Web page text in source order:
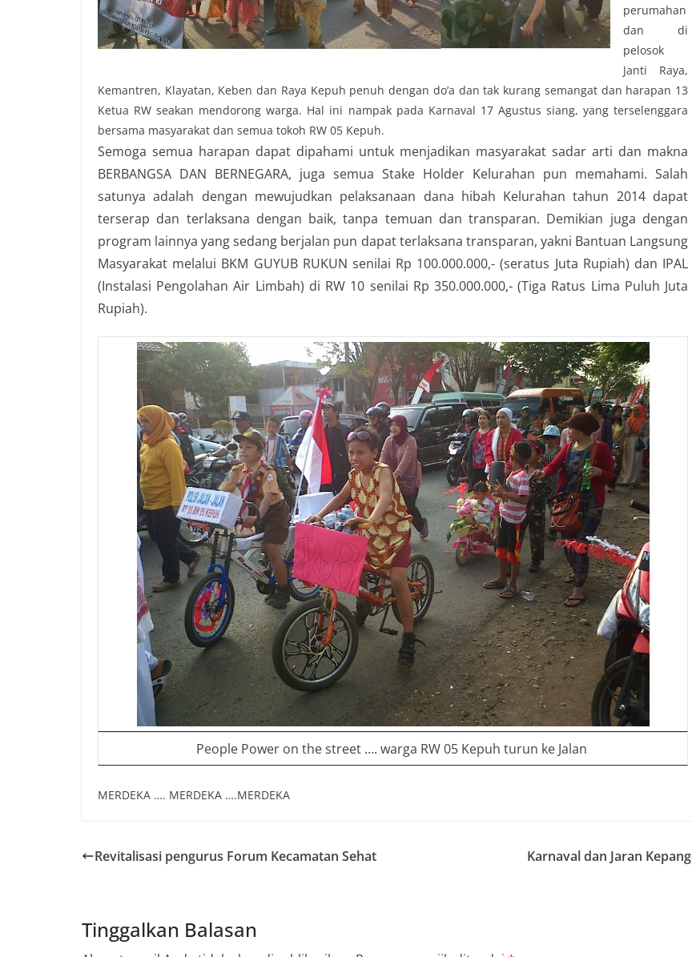
perumahan
dan di
pelosok
Janti Raya,
Kemantren, Klayatan, Keben dan Raya Kepuh penuh dengan do’a dan tak kurang semangat dan harapan 13
Ketua RW seakan mendorong warga. Hal ini nampak pada Karnaval 17 Agustus siang, yang terselenggara
bersama masyarakat dan semua tokoh RW 05 Kepuh.
Semoga semua harapan dapat dipahami untuk menjadikan masyarakat sadar arti dan makna
BERBANGSA DAN BERNEGARA, juga semua Stake Holder Kelurahan pun memahami. Salah
satunya adalah dengan mewujudkan pelaksanaan dana hibah Kelurahan tahun 2014 dapat
terserap dan terlaksana dengan baik, tanpa temuan dan transparan. Demikian juga dengan
program lainnya yang sedang berjalan pun dapat terlaksana transparan, yakni Bantuan Langsung
Masyarakat melalui BKM GUYUB RUKUN senilai Rp 100.000.000,- (seratus Juta Rupiah) dan IPAL
(Instalasi Pengolahan Air Limbah) di RW 10 senilai Rp 350.000.000,- (Tiga Ratus Lima Puluh Juta
Rupiah).
People Power on the street …. warga RW 05 Kepuh turun ke Jalan
MERDEKA …. MERDEKA ….MERDEKA
Revitalisasi pengurus Forum Kecamatan Sehat Karnaval dan Jaran Kepang
Tinggalkan Balasan